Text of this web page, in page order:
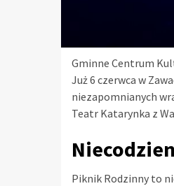
Gminne Centrum
Już 6 czerwca w
niezapomnianych
Teatr Katarynka z
Piknik Rodzinny to